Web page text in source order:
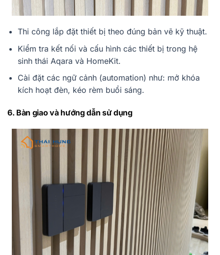
Thi công lắp đặt thiết bị theo đúng bản vẽ kỹ thuật.
Kiểm tra kết nối và cấu hình các thiết bị trong hệ
sinh thái Aqara và HomeKit.
Cài đặt các ngữ cảnh (automation) như: mở khóa
kích hoạt đèn, kéo rèm buổi sáng.
6. Bàn giao và hướng dẫn sử dụng